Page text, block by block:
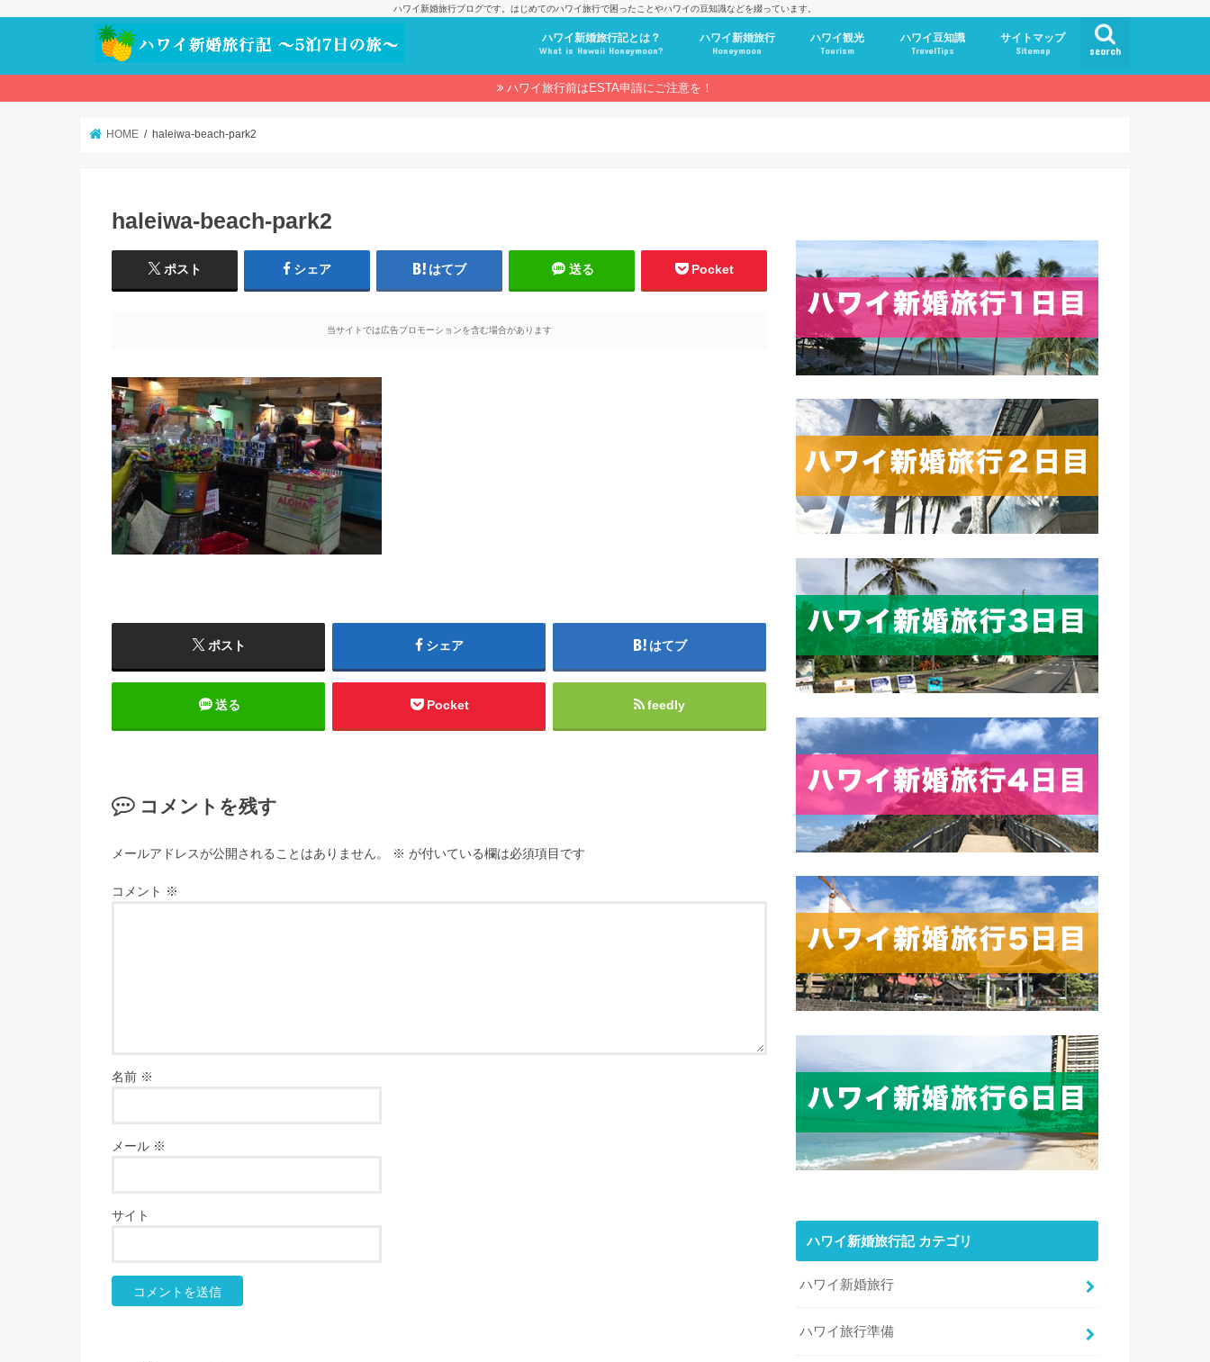
ハワイ新婚旅行ブログです。はじめてのハワイ旅行で困ったことやハワイの豆知識などを綴っています。
search
ハワイ新婚旅行記とは？
What is Hawaii Honeymoon?
ハワイ新婚旅行
Honeymoon
ハワイ観光
Tourism
ハワイ豆知識
TravelTips
サイトマップ
Sitemap
ハワイ旅行前はESTA申請にご注意を！
HOME haleiwa-beach-park2
haleiwa-beach-park2
ポスト シェア はてブ 送る Pocket
当サイトでは広告プロモーションを含む場合があります
ポスト シェア はてブ
送る Pocket feedly
コメントを残す
メールアドレスが公開されることはありません。 ※ が付いている欄は必須項目です
コメント ※
名前 ※
メール ※
サイト
ハワイ新婚旅行記 カテゴリ
ハワイ新婚旅行
ハワイ旅行準備